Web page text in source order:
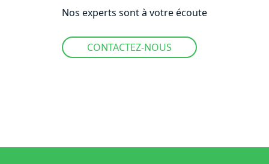
Nos experts sont à votre écoute
CONTACTEZ-NOUS